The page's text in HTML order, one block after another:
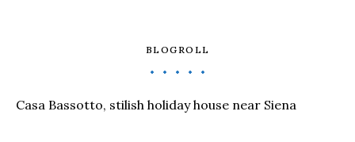
BLOGROLL
Casa Bassotto, stilish holiday house near Siena